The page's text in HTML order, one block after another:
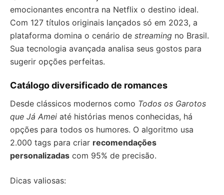
emocionantes encontra na Netflix o destino ideal.
Com 127 títulos originais lançados só em 2023, a
plataforma domina o cenário de streaming no Brasil.
Sua tecnologia avançada analisa seus gostos para
sugerir opções perfeitas.
Catálogo diversificado de romances
Desde clássicos modernos como Todos os Garotos
que Já Amei até histórias menos conhecidas, há
opções para todos os humores. O algoritmo usa
2.000 tags para criar recomendações
personalizadas com 95% de precisão.
Dicas valiosas: